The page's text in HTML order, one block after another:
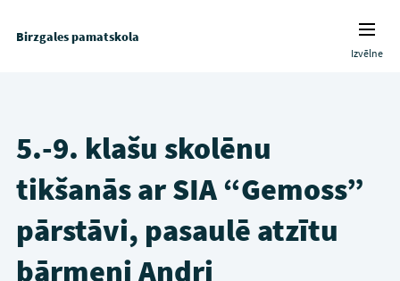
Birzgales pamatskola
Izvēlne
5.-9. klašu skolēnu
tikšanās ar SIA “Gemoss”
pārstāvi, pasaulē atzītu
bārmeni Andri